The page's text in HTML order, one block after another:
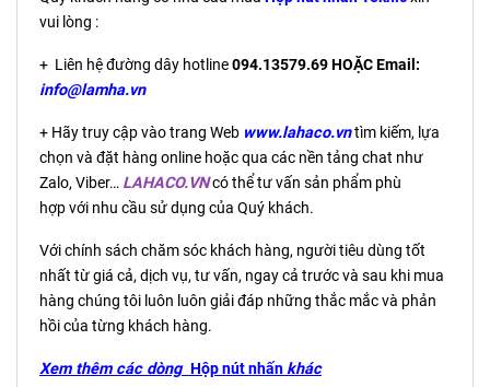
vui lòng :
+ Liên hệ đường dây hotline094.13579.69 HOẶC Email:
info@lamha.vn
+ Hãy truy cập vào trang Web www.lahaco.vntìm kiếm, lựa
chọn và đặt hàng online hoặc qua các nền tảng chat như
Zalo, Viber… LAHACO.VNcó thể tư vấn sản phẩm phù
hợp với nhu cầu sử dụng của Quý khách.
Với chính sách chăm sóc khách hàng, người tiêu dùng tốt
nhất từ giá cả, dịch vụ, tư vấn, ngay cả trước và sau khi mua
hàng chúng tôi luôn luôn giải đáp những thắc mắc và phản
hồi của từng khách hàng.
Xem thêm các dòng Hộp nút nhấnkhác